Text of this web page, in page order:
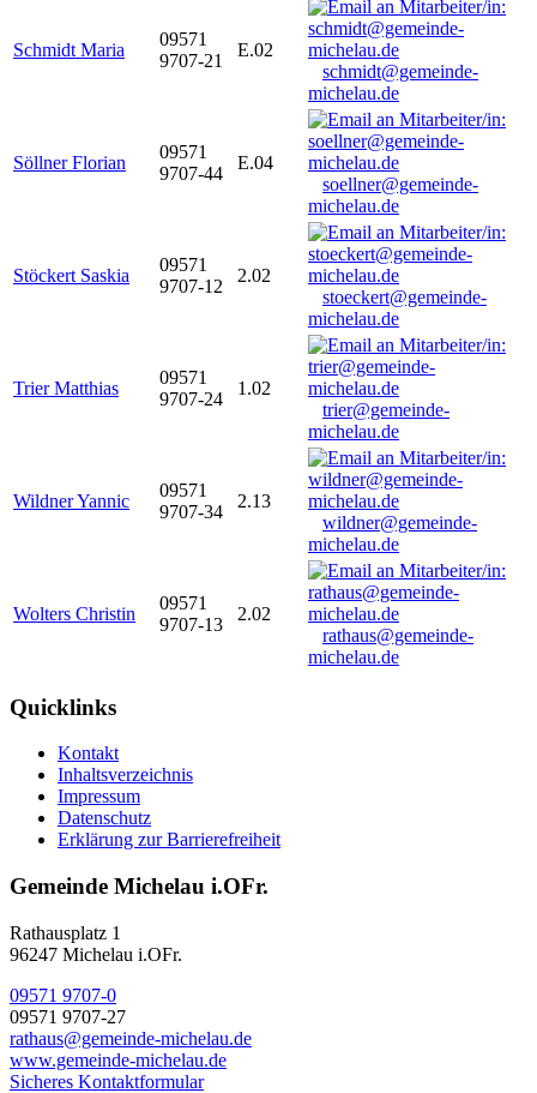
Schmidt Maria
09571
9707-21
E.02
schmidt@gemeinde-
michelau.de
Söllner Florian
09571
9707-44
E.04
soellner@gemeinde-
michelau.de
Stöckert Saskia
09571
9707-12
2.02
stoeckert@gemeinde-
michelau.de
Trier Matthias
09571
9707-24
1.02
trier@gemeinde-
michelau.de
Wildner Yannic
09571
9707-34
2.13
wildner@gemeinde-
michelau.de
Wolters Christin
09571
9707-13
2.02
rathaus@gemeinde-
michelau.de
Quicklinks
Kontakt
Inhaltsverzeichnis
Impressum
Datenschutz
Erklärung zur Barrierefreiheit
Gemeinde Michelau i.OFr.
Rathausplatz 1
96247 Michelau i.OFr.
09571 9707-0
09571 9707-27
rathaus@gemeinde-michelau.de
www.gemeinde-michelau.de
Sicheres Kontaktformular